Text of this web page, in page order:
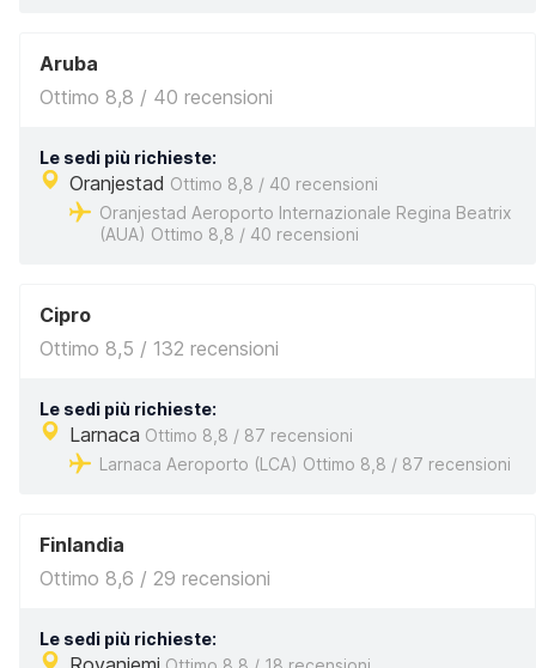
Aruba
Ottimo 8,8 / 40 recensioni
Le sedi più richieste:
Oranjestad Ottimo 8,8 / 40 recensioni
Oranjestad Aeroporto Internazionale Regina Beatrix
(AUA) Ottimo 8,8 / 40 recensioni
Cipro
Ottimo 8,5 / 132 recensioni
Le sedi più richieste:
Larnaca Ottimo 8,8 / 87 recensioni
Larnaca Aeroporto (LCA) Ottimo 8,8 / 87 recensioni
Finlandia
Ottimo 8,6 / 29 recensioni
Le sedi più richieste: